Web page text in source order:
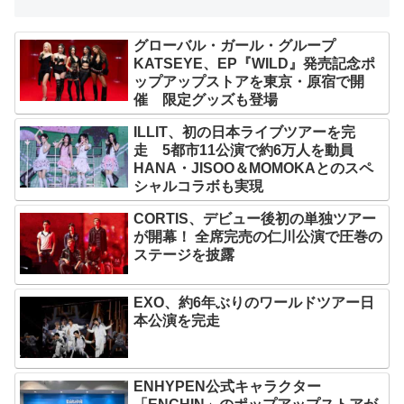
グローバル・ガール・グループ
KATSEYE、EP『WILD』発売記念ポ
ップアップストアを東京・原宿で開
催 限定グッズも登場
ILLIT、初の日本ライブツアーを完
走 5都市11公演で約6万人を動員
HANA・JISOO＆MOMOKAとのスペ
シャルコラボも実現
CORTIS、デビュー後初の単独ツアー
が開幕！ 全席完売の仁川公演で圧巻の
ステージを披露
EXO、約6年ぶりのワールドツアー日
本公演を完走
ENHYPEN公式キャラクター